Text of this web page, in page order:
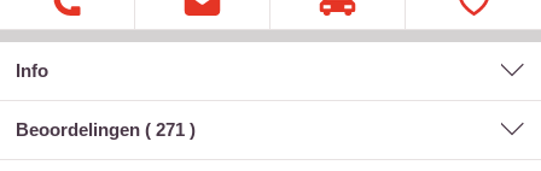
Info
Beoordelingen ( 271 )